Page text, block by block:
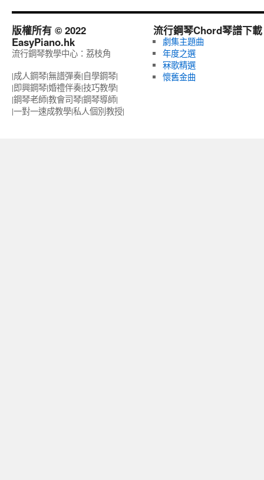
版權所有 © 2022
EasyPiano.hk
流行鋼琴教學中心：荔枝角
|成人鋼琴|無譜彈奏|自學鋼琴|
|即興鋼琴|婚禮伴奏|技巧教學|
|鋼琴老師|教會司琴|鋼琴導師|
|一對一速成教學|私人個別教授‎|
流行鋼琴Chord琴譜下載
劇集主題曲
年度之選
冧歌精選
懷舊金曲